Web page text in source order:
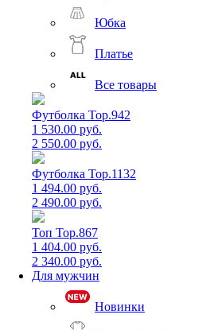
Юбка
Платье
Все товары
Футболка Top.942
1 530.00 руб.
2 550.00 руб.
Футболка Top.1132
1 494.00 руб.
2 490.00 руб.
Топ Top.867
1 404.00 руб.
2 340.00 руб.
Для мужчин
Новинки